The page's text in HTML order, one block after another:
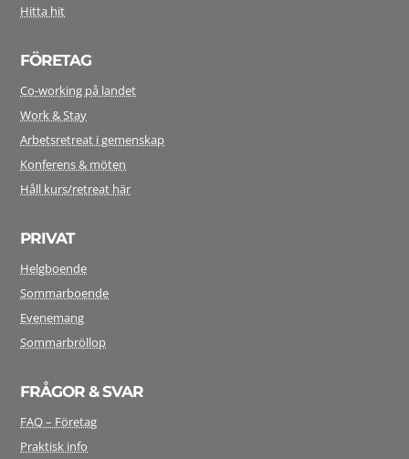
Hitta hit
FÖRETAG
Co-working på landet
Work & Stay
Arbetsretreat i gemenskap
Konferens & möten
Håll kurs/retreat här
PRIVAT
Helgboende
Sommarboende
Evenemang
Sommarbröllop
FRÅGOR & SVAR
FAQ – Företag
Praktisk info